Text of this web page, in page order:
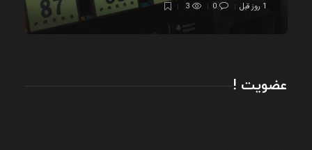
1 روز قبل 0
3
عضویت !